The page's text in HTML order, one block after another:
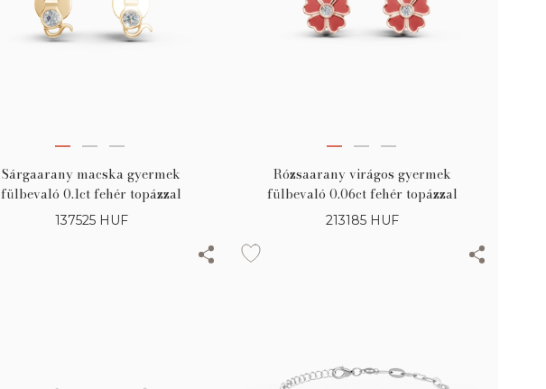
Sárgaarany macska gyermek
fülbevaló 0.1ct fehér topázzal
137525 HUF
Rózsaarany virágos gyermek
fülbevaló 0.06ct fehér topázzal
213185 HUF